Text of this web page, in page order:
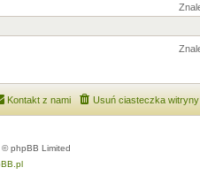
Usuń ciasteczka witryny
Kontakt z nami
phpBB Limited